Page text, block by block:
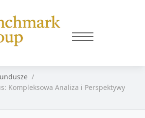
Kompleksowa Analiza i Perspektywy